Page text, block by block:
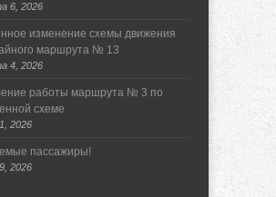
6, 2026
изменение схемы движения
маршрута № 13
4, 2026
работы маршрута № 3 по
схеме
2026
пассажиры!
2026